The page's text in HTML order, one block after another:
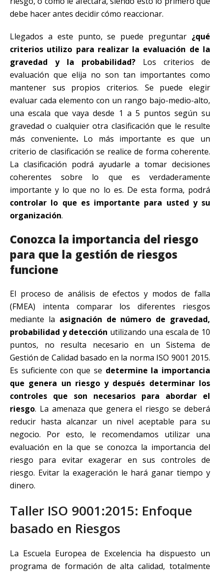
debe hacer antes decidir cómo reaccionar.
Llegados a este punto, se puede preguntar ¿qué
criterios utilizo para realizar la evaluación de la
gravedad y la probabilidad? Los criterios de
evaluación que elija no son tan importantes como
mantener sus propios criterios. Se puede elegir
evaluar cada elemento con un rango bajo-medio-alto,
una escala que vaya desde 1 a 5 puntos según su
gravedad o cualquier otra clasificación que le resulte
más conveniente.Lo más importante es que un
criterio de clasificación se realice de forma coherente.
La clasificación podrá ayudarle a tomar decisiones
coherentes sobre lo que es verdaderamente
importante y lo que no lo es. De esta forma, podrá
controlar lo que es importante para usted y su
organización.
Conozca la importancia del riesgo
para que la gestión de riesgos
funcione
El proceso de análisis de efectos y modos de falla
(FMEA) intenta comparar los diferentes riesgos
mediante la asignación de número de gravedad,
probabilidad y detección utilizando una escala de 10
puntos, no resulta necesario en un Sistema de
Gestión de Calidad basado en la norma ISO 9001 2015.
Es suficiente con que se determine la importancia
que genera un riesgo y después determinar los
controles que son necesarios para abordar el
riesgo. La amenaza que genera el riesgo se deberá
reducir hasta alcanzar un nivel aceptable para su
negocio. Por esto, le recomendamos utilizar una
evaluación en la que se conozca la importancia del
riesgo para evitar exagerar en sus controles de
riesgo. Evitar la exageración le hará ganar tiempo y
dinero.
Taller ISO 9001:2015: Enfoque
basado en Riesgos
La Escuela Europea de Excelencia ha dispuesto un
programa de formación de alta calidad, totalmente